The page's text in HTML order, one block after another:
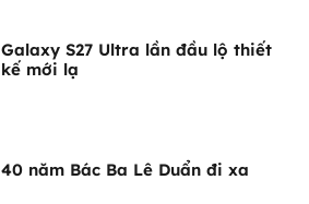
Galaxy S27 Ultra lần đầu lộ thiết
kế mới lạ
40 năm Bác Ba Lê Duẩn đi xa